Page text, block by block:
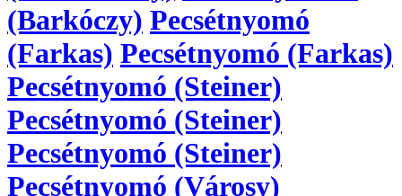
(Barkóczy) Pecsétnyomó
(Farkas) Pecsétnyomó (Farkas)
Pecsétnyomó (Steiner)
Pecsétnyomó (Steiner)
Pecsétnyomó (Steiner)
Pecsétnyomó (Városy)